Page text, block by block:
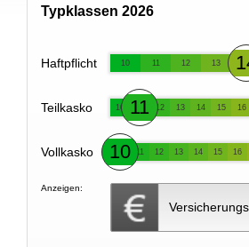
Typklassen 2026
Haftpflicht 10 11 12 13
Teilkasko 10 11 12 13 14 15 16
Vollkasko 10 11 12 13 14 15 16
Anzeigen: